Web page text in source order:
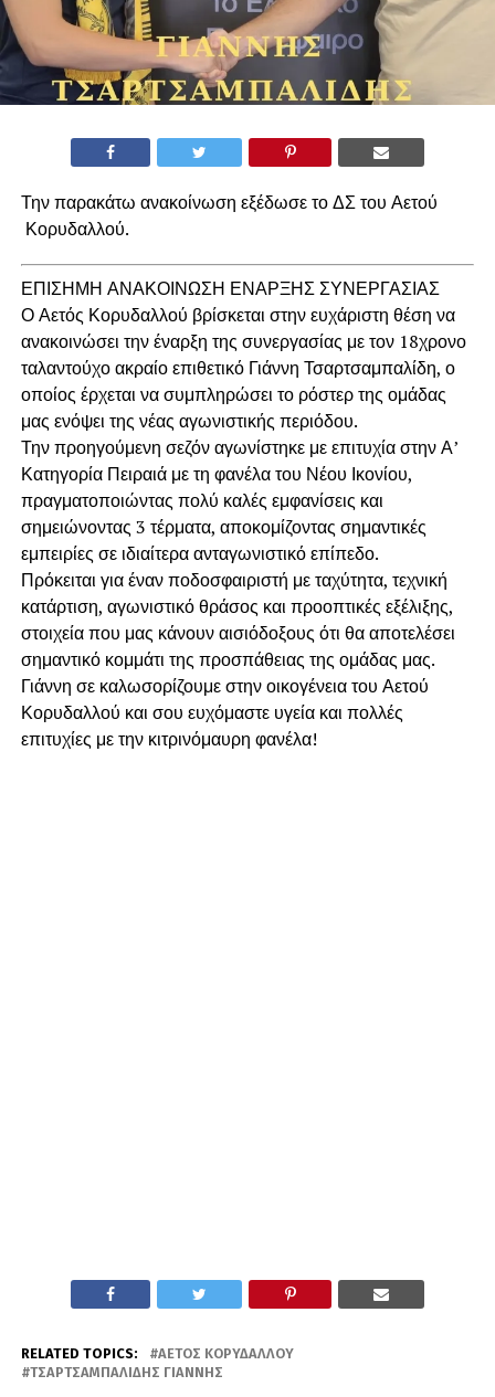
Την παρακάτω ανακοίνωση εξέδωσε το ΔΣ του Αετού
Κορυδαλλού.
ΕΠΙΣΗΜΗ ΑΝΑΚΟΙΝΩΣΗ ΕΝΑΡΞΗΣ ΣΥΝΕΡΓΑΣΙΑΣ
Ο Αετός Κορυδαλλού βρίσκεται στην ευχάριστη θέση να
ανακοινώσει την έναρξη της συνεργασίας με τον 18χρονο
ταλαντούχο ακραίο επιθετικό Γιάννη Τσαρτσαμπαλίδη, ο
οποίος έρχεται να συμπληρώσει το ρόστερ της ομάδας
μας ενόψει της νέας αγωνιστικής περιόδου.
Την προηγούμενη σεζόν αγωνίστηκε με επιτυχία στην Α’
Κατηγορία Πειραιά με τη φανέλα του Νέου Ικονίου,
πραγματοποιώντας πολύ καλές εμφανίσεις και
σημειώνοντας 3 τέρματα, αποκομίζοντας σημαντικές
εμπειρίες σε ιδιαίτερα ανταγωνιστικό επίπεδο.
Πρόκειται για έναν ποδοσφαιριστή με ταχύτητα, τεχνική
κατάρτιση, αγωνιστικό θράσος και προοπτικές εξέλιξης,
στοιχεία που μας κάνουν αισιόδοξους ότι θα αποτελέσει
σημαντικό κομμάτι της προσπάθειας της ομάδας μας.
Γιάννη σε καλωσορίζουμε στην οικογένεια του Αετού
Κορυδαλλού και σου ευχόμαστε υγεία και πολλές
επιτυχίες με την κιτρινόμαυρη φανέλα!
RELATED TOPICS:
ΑΕΤΌΣ ΚΟΡΥΔΑΛΛΟΎ
ΤΣΑΡΤΣΑΜΠΑΛΊΔΗΣ ΓΙΆΝΝΗΣ